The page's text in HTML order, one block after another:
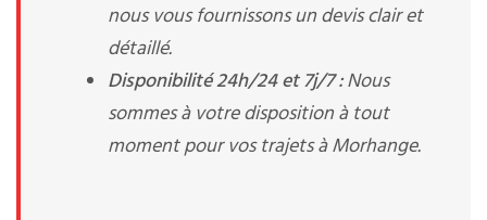
nous vous fournissons un devis clair et
détaillé.
Disponibilité 24h/24 et 7j/7 :Nous
sommes à votre disposition à tout
moment pour vos trajets à Morhange.